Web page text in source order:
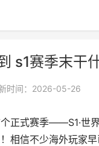
s1赛季末干
时间：2026-05-26
个正式赛季——S1·世
相信不少海外玩家